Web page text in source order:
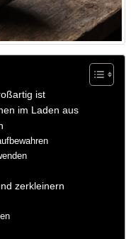
ist
im Laden aus
zerkleinern